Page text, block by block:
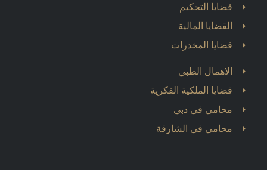
قضايا التحكيم
القضايا المالية
قضايا المخدرات
الاهمال الطبي
قضايا الملكية الفكرية
محامي في دبي
محامي في الشارقة